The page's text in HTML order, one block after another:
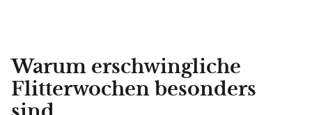
Warum erschwingliche
Flitterwochen besonders